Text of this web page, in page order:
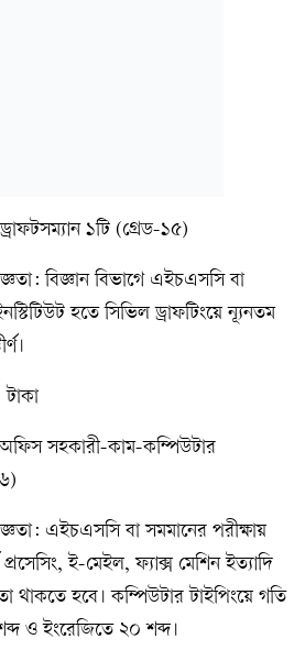
ড্রাফটসম্যান ১টি (গ্রেড-১৫)
বিজ্ঞান বিভাগে এইচএসসি বা
হতে সিভিল ড্রাফটিংয়ে ন্যূনতম
সহকারী-কাম-কম্পিউটার
এইচএসসি বা সমমানের পরীক্ষায়
প্রসেসিং, ই-মেইল, ফ্যাক্স মেশিন ইত্যাদি
থাকতে হবে। কম্পিউটার টাইপিংয়ে গতি
ও ইংরেজিতে ২০ শব্দ।